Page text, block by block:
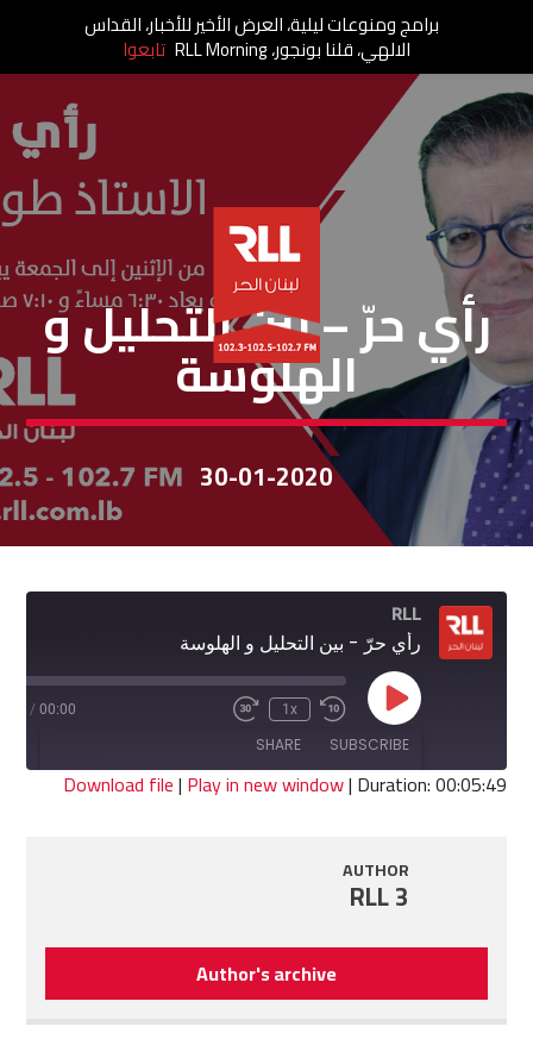
رأي حر
رأي حرّ – بين التحليل و
الهلوسة
30-01-2020
RLL
رأي حرّ - بين التحليل و الهلوسة
Play
Episode
Rewind
10
Seconds
1x
Fast
seconds
00:00
/
SUBSCRIBE
SHARE
Download file| Play in new window| Duration: 00:05:49
AUTHOR
RLL 3
Author's archive
برامج ومنوعات ليلية، العرض الأخير للأخبار، القداس
الالهي، قلنا بونجور، RLL Morning تابعوا